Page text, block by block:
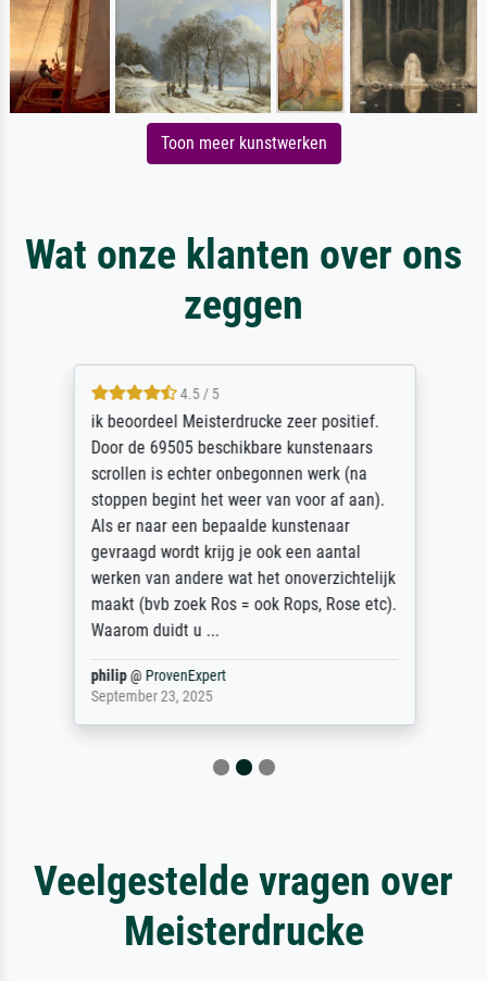
Toon meer kunstwerken
Wat onze klanten over ons
zeggen
4.5 / 5
ik beoordeel Meisterdrucke zeer positief.
Door de 69505 beschikbare kunstenaars
scrollen is echter onbegonnen werk (na
stoppen begint het weer van voor af aan).
Als er naar een bepaalde kunstenaar
gevraagd wordt krijg je ook een aantal
werken van andere wat het onoverzichtelijk
maakt (bvb zoek Ros = ook Rops, Rose etc).
Waarom duidt u ...
philip@ ProvenExpert
September 23, 2025
Veelgestelde vragen over
Meisterdrucke